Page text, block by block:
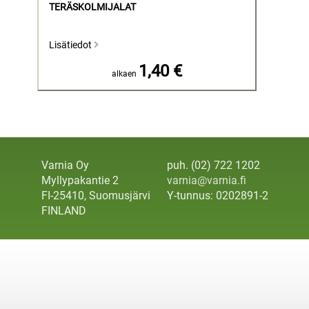
TERÄSKOLMIJALAT
Lisätiedot
alkaen 1,40 €
Varnia Oy
Myllypakantie 2
FI-25410, Suomusjärvi
FINLAND
puh. (02) 722 1202
varnia@varnia.fi
Y-tunnus: 0202891-2